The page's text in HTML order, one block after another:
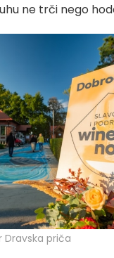
ne trči nego
Dravska priča